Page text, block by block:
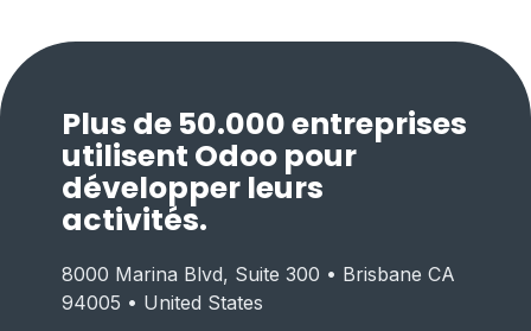
Plus de 50.000 entreprises
utilisent Odoo pour
développer leurs
activités.
8000 Marina Blvd, Suite 300 • Brisbane CA
94005 • United States